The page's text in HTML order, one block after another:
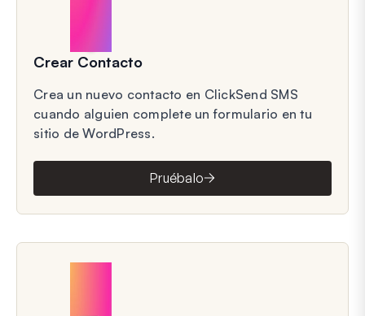
Crear Contacto
Crea un nuevo contacto en ClickSend SMS
cuando alguien complete un formulario en tu
sitio de WordPress.
Pruébalo